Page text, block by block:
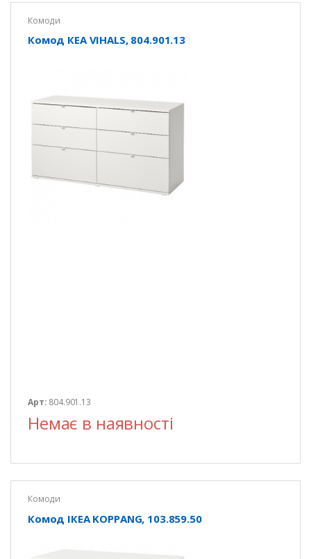
Комоди
Комод КЕА VIHALS, 804.901.13
Арт: 804.901.13
Немає в наявності
Комоди
Комод ІКЕА KOPPANG, 103.859.50